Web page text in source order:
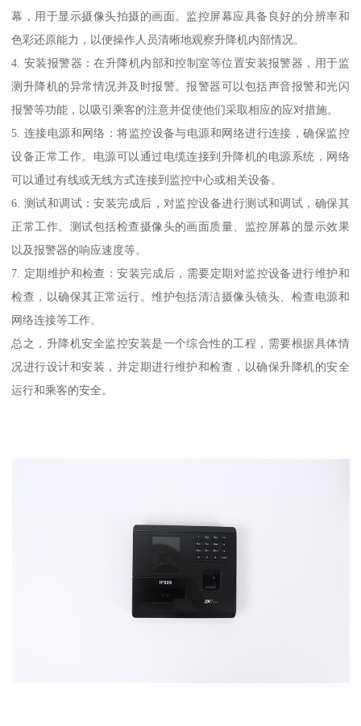
幕，用于显示摄像头拍摄的画面。监控屏幕应具备良好的分辨率和
色彩还原能力，以便操作人员清晰地观察升降机内部情况。
4. 安装报警器：在升降机内部和控制室等位置安装报警器，用于监
测升降机的异常情况并及时报警。报警器可以包括声音报警和光闪
报警等功能，以吸引乘客的注意并促使他们采取相应的应对措施。
5. 连接电源和网络：将监控设备与电源和网络进行连接，确保监控
设备正常工作。电源可以通过电缆连接到升降机的电源系统，网络
可以通过有线或无线方式连接到监控中心或相关设备。
6. 测试和调试：安装完成后，对监控设备进行测试和调试，确保其
正常工作。测试包括检查摄像头的画面质量、监控屏幕的显示效果
以及报警器的响应速度等。
7. 定期维护和检查：安装完成后，需要定期对监控设备进行维护和
检查，以确保其正常运行。维护包括清洁摄像头镜头、检查电源和
网络连接等工作。
总之，升降机安全监控安装是一个综合性的工程，需要根据具体情
况进行设计和安装，并定期进行维护和检查，以确保升降机的安全
运行和乘客的安全。